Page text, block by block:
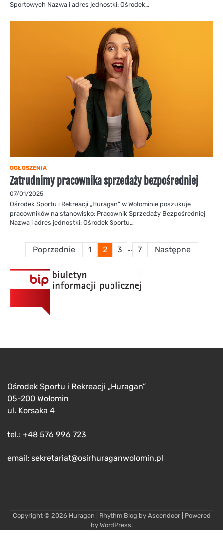
Sportowych Nazwa i adres jednostki: Ośrodek…
OGŁOSZENIA
Zatrudnimy pracownika sprzedaży bezpośredniej
07/01/2025
Ośrodek Sportu i Rekreacji „Huragan” w Wołominie poszukuje
pracowników na stanowisko: Pracownik Sprzedaży Bezpośredniej
Nazwa i adres jednostki: Ośrodek Sportu…
Stronicowanie
Poprzednie 1 2 3 … 7 Następne
Ośrodek Sportu i Rekreacji „Huragan”
05-200 Wołomin
ul. Korsaka 4
tel.: +48 576 996 723
email: sekretariat@osirhuraganwolomin.pl
Copyright © 2026 Huragan | Rhythm Blog by Ascendoor| Powered
by WordPress.